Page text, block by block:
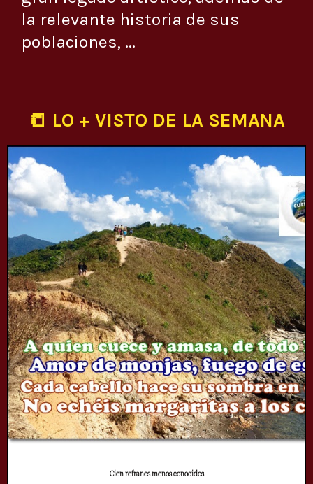
la relevante historia de sus
poblaciones, ...
📒 LO + VISTO DE LA SEMANA
Cien refranes menos conocidos